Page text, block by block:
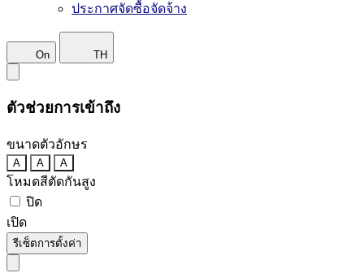
ประกาศจัดซื้อจัดจ้าง
On TH
ตัวช่วยการเข้าถึง
ขนาดตัวอักษร
A A A
โหมดสีตัดกันสูง
ปิด
เปิด
รีเซ็ตการตั้งค่า